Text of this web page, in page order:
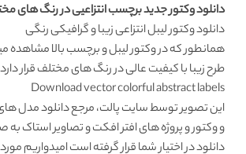
دانلود وکتور جدید برچسب انتزاعیی در رنگ های
دانلود وکتورلیبل انتزاعی زیبا و گرافیکی رنگی
همانطور که دروکتور لیبل و برچسببالا مشاهده
طرح زیبا با کیفیت عالی در رنگ های مختلف قرار
Download vector colorful abstract labels
این تصویر توسطسایت پالت، مرجعدانلود مدل
و وکتور و پروژه های افتر افکت و تصاویر استاک به
دانلود در اختیار شما قرار گرفته است امیدواریم